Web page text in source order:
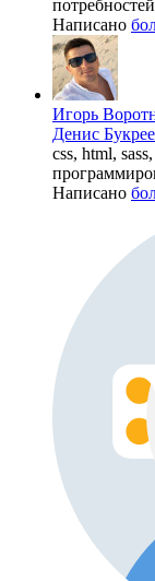
Написано
Игорь
Денис
css, html,
Написано